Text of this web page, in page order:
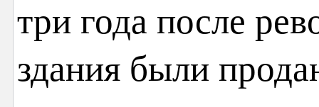
три года после
здания были